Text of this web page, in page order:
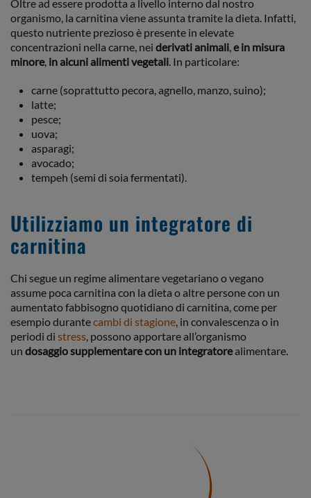
Oltre ad essere prodotta a livello interno dal nostro
organismo, la carnitina viene assunta tramite la dieta. Infatti,
questo nutriente prezioso è presente in elevate
concentrazioni nella carne, nei derivati animali,e in misura
minore, in alcuni alimenti vegetali. In particolare:
carne (soprattutto pecora, agnello, manzo, suino);
latte;
pesce;
uova;
asparagi;
avocado;
tempeh (semi di soia fermentati).
Utilizziamo un integratore di
carnitina
Chi segue un regime alimentare vegetariano o vegano
assume poca carnitina con la dieta o altre persone con un
aumentato fabbisogno quotidiano di carnitina, come per
esempio durantecambi di stagione, in convalescenza o in
periodi di stress, possono apportare all’organismo
un dosaggio supplementarecon un integratorealimentare.